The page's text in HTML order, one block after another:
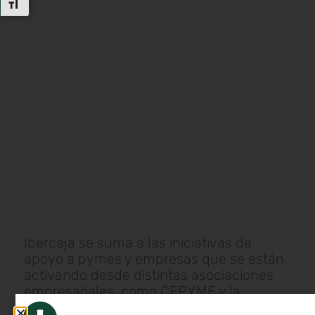
Alternar Tamaño De Letra
Ibercaja se suma a las iniciativas de
apoyo a pymes y empresas que se están
activando desde distintas asociaciones
empresariales, como CEPYME y la
Federación de Empresarios del Metal,